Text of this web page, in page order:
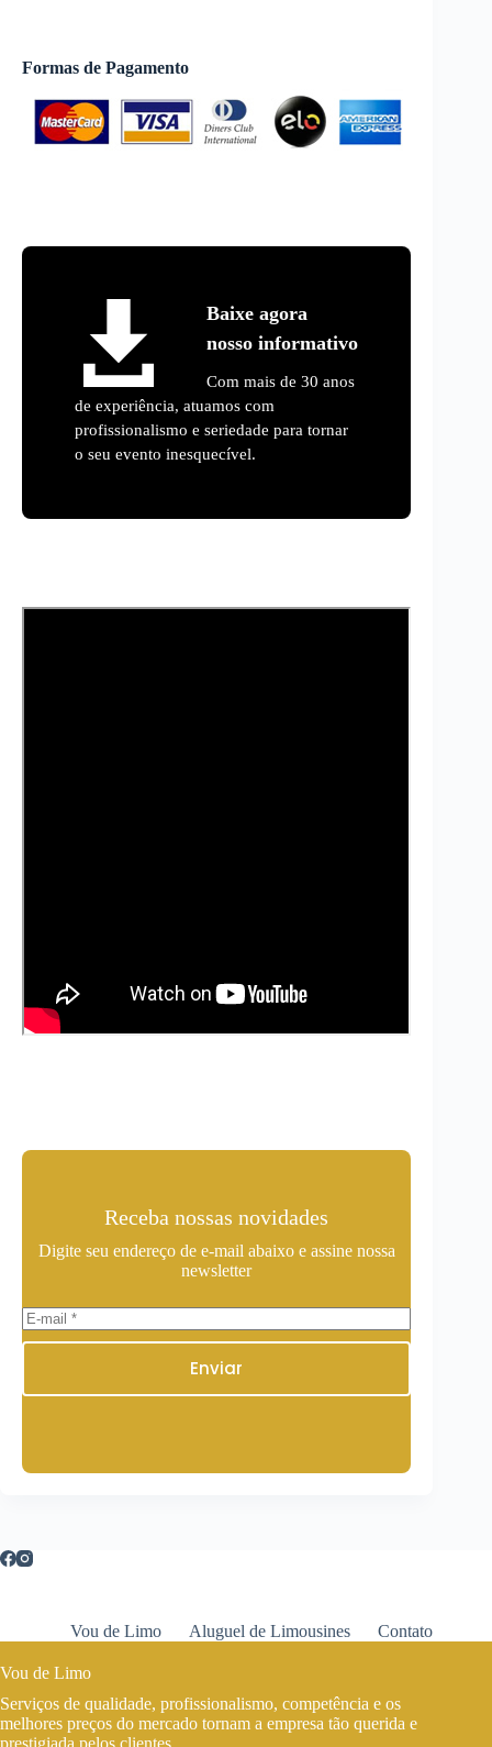
Formas de Pagamento
Baixe agora
nosso informativo
Com mais de 30 anos
de experiência, atuamos com
profissionalismo e seriedade para tornar
o seu evento inesquecível.
Receba nossas novidades
Digite seu endereço de e-mail abaixo e assine nossa
newsletter
Enviar
Vou de Limo Aluguel de Limousines Contato
Vou de Limo
Serviços de qualidade, profissionalismo, competência e os
melhores preços do mercado tornam a empresa tão querida e
prestigiada pelos clientes.